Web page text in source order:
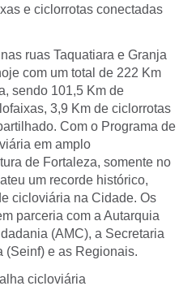
e ciclorrotas conectadas
ruas Taquatiara e Granja
com um total de 222 Km
sendo 101,5 Km de
3,9 Km de ciclorrotas
Com o Programa de
em amplo
de Fortaleza, somente no
um recorde histórico,
cicloviária na Cidade. Os
parceria com a Autarquia
(AMC), a Secretaria
(Seinf) e as Regionais.
cicloviária